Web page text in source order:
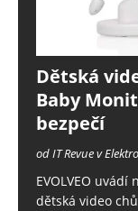
Dětská
Baby
bezpečí
od IT Revue v
EVOLVEO uvádí
dětská video